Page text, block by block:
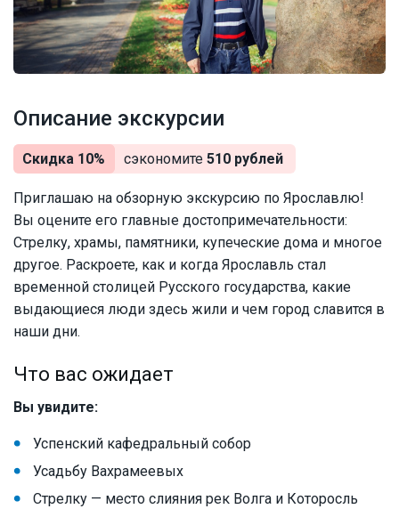
Описание экскурсии
Скидка 10% сэкономите 510 рублей
Приглашаю на обзорную экскурсию по Ярославлю!
Вы оцените его главные достопримечательности:
Стрелку, храмы, памятники, купеческие дома и многое
другое. Раскроете, как и когда Ярославль стал
временной столицей Русского государства, какие
выдающиеся люди здесь жили и чем город славится в
наши дни.
Что вас ожидает
Вы увидите:
Успенский кафедральный собор
Усадьбу Вахрамеевых
Стрелку — место слияния рек Волга и Которосль